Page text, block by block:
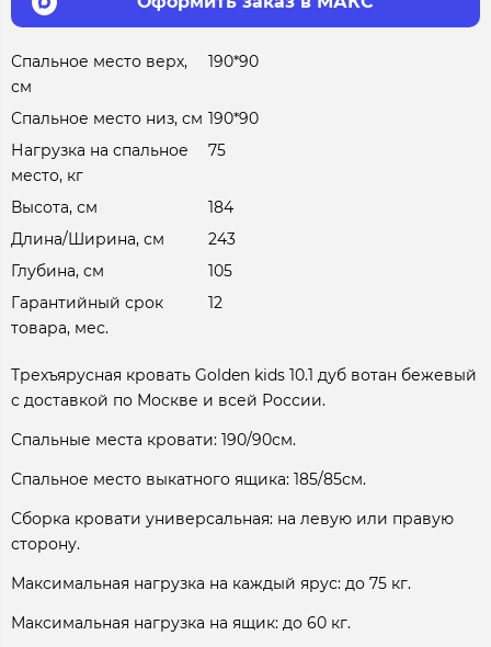
Спальное место верх,
см
190*90
Спальное место низ, см 190*90
Нагрузка на спальное
место, кг
75
Высота, см
184
Длина/Ширина, см
243
Глубина, см
105
Гарантийный срок
товара, мес.
12
Трехъярусная кровать Golden kids 10.1 дуб вотан бежевый
с доставкой по Москве и всей России.
Спальные места кровати: 190/90см.
Спальное место выкатного ящика: 185/85см.
Сборка кровати универсальная: на левую или правую
сторону.
Максимальная нагрузка на каждый ярус: до 75 кг.
Максимальная нагрузка на ящик: до 60 кг.